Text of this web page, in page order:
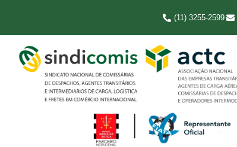
(11) 3255-2599